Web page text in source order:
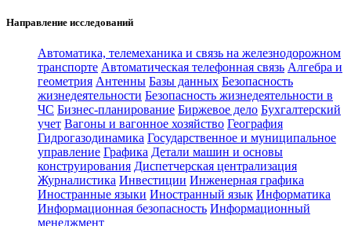
Направление исследований
Автоматика, телемеханика и связь на железнодорожном
транспорте Автоматическая телефонная связь Алгебра и
геометрия Антенны Базы данных Безопасность
жизнедеятельности Безопасность жизнедеятельности в
ЧС Бизнес-планирование Биржевое дело Бухгалтерский
учет Вагоны и вагонное хозяйство География
Гидрогазодинамика Государственное и муниципальное
управление Графика Детали машин и основы
конструирования Диспетчерская централизация
Журналистика Инвестиции Инженерная графика
Иностранные языки Иностранный язык Информатика
Информационная безопасность Информационный
менеджмент